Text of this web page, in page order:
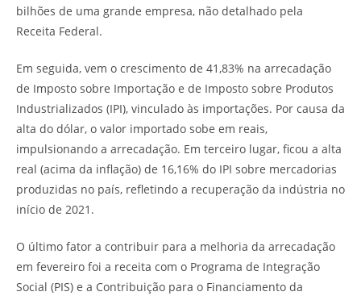
bilhões de uma grande empresa, não detalhado pela
Receita Federal.
Em seguida, vem o crescimento de 41,83% na arrecadação
de Imposto sobre Importação e de Imposto sobre Produtos
Industrializados (IPI), vinculado às importações. Por causa da
alta do dólar, o valor importado sobe em reais,
impulsionando a arrecadação. Em terceiro lugar, ficou a alta
real (acima da inflação) de 16,16% do IPI sobre mercadorias
produzidas no país, refletindo a recuperação da indústria no
início de 2021.
O último fator a contribuir para a melhoria da arrecadação
em fevereiro foi a receita com o Programa de Integração
Social (PIS) e a Contribuição para o Financiamento da